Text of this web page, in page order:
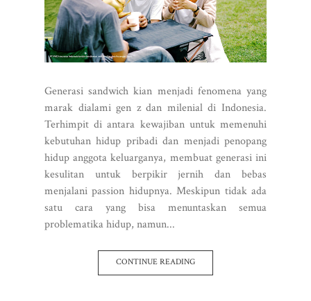
Generasi sandwich kian menjadi fenomena yang
marak dialami gen z dan milenial di Indonesia.
Terhimpit di antara kewajiban untuk memenuhi
kebutuhan hidup pribadi dan menjadi penopang
hidup anggota keluarganya, membuat generasi ini
kesulitan untuk berpikir jernih dan bebas
menjalani passion hidupnya. Meskipun tidak ada
satu cara yang bisa menuntaskan semua
problematika hidup, namun...
CONTINUE READING